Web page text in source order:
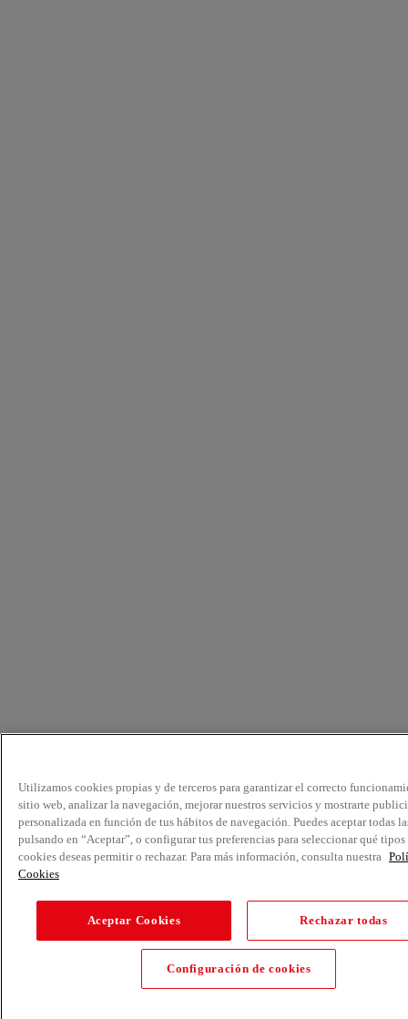
Utilizamos cookies propias y de terceros para garantizar el correcto
sitio web, analizar la navegación, mejorar nuestros servicios y mostrarte
personalizada en función de tus hábitos de navegación. Puedes aceptar todas
pulsando en “Aceptar”, o configurar tus preferencias para seleccionar qué tipos
cookies deseas permitir o rechazar. Para más información, consulta nuestra
Cookies
Aceptar Cookies Rechazar todas
Configuración de cookies